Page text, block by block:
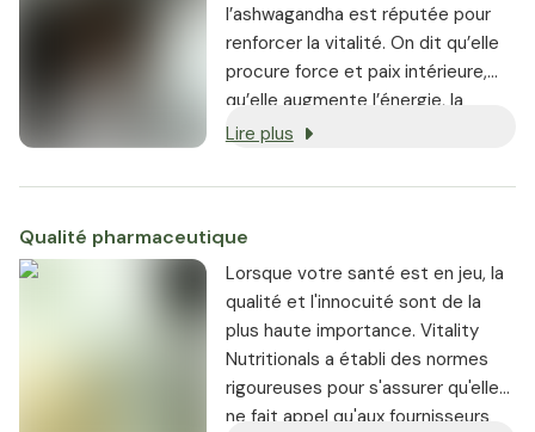
l’ashwagandha est réputée pour
renforcer la vitalité. On dit qu’elle
procure force et paix intérieure,
qu’elle augmente l’énergie, la
vitalité et les performances, et
l’esprit.
Lire plus
Qualité pharmaceutique
Lorsque votre santé est en jeu, la
qualité et l'innocuité sont de la
plus haute importance. Vitality
Nutritionals a établi des normes
rigoureuses pour s'assurer qu'elle
ne fait appel qu'aux fournisseurs